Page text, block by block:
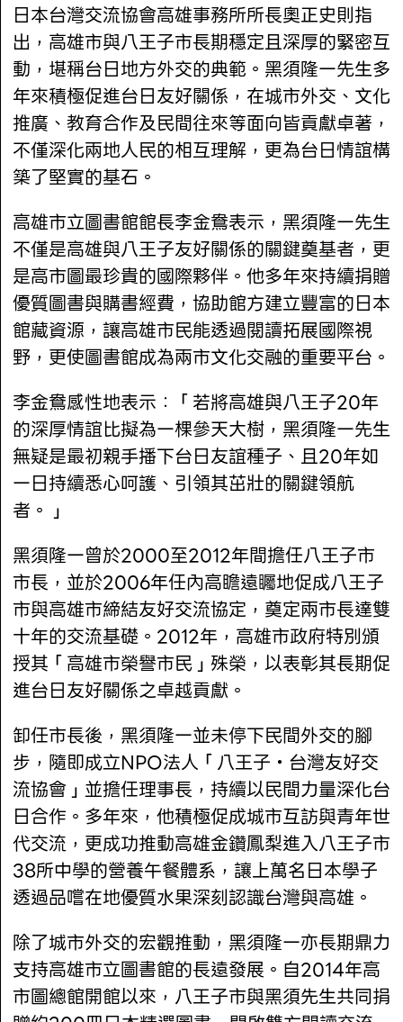
日本台灣交流協會高雄事務所所長奧正史則指
出，高雄市與八王子市長期穩定且深厚的緊密互
動，堪稱台日地方外交的典範。黑須隆一先生多
年來積極促進台日友好關係，在城市外交、文化
推廣、教育合作及民間往來等面向皆貢獻卓著，
不僅深化兩地人民的相互理解，更為台日情誼構
築了堅實的基石。
高雄市立圖書館館長李金鴦表示，黑須隆一先生
不僅是高雄與八王子友好關係的關鍵奠基者，更
是高市圖最珍貴的國際夥伴。他多年來持續捐贈
優質圖書與購書經費，協助館方建立豐富的日本
館藏資源，讓高雄市民能透過閱讀拓展國際視
野，更使圖書館成為兩市文化交融的重要平台。
李金鴦感性地表示：「若將高雄與八王子20年
的深厚情誼比擬為一棵參天大樹，黑須隆一先生
無疑是最初親手播下台日友誼種子、且20年如
一日持續悉心呵護、引領其茁壯的關鍵領航
者。」
黑須隆一曾於2000至2012年間擔任八王子市
市長，並於2006年任內高瞻遠矚地促成八王子
市與高雄市締結友好交流協定，奠定兩市長達雙
十年的交流基礎。2012年，高雄市政府特別頒
授其「高雄市榮譽市民」殊榮，以表彰其長期促
進台日友好關係之卓越貢獻。
卸任市長後，黑須隆一並未停下民間外交的腳
步，隨即成立NPO法人「八王子・台灣友好交
流協會」並擔任理事長，持續以民間力量深化台
日合作。多年來，他積極促成城市互訪與青年世
代交流，更成功推動高雄金鑽鳳梨進入八王子市
38所中學的營養午餐體系，讓上萬名日本學子
透過品嚐在地優質水果深刻認識台灣與高雄。
除了城市外交的宏觀推動，黑須隆一亦長期鼎力
支持高雄市立圖書館的長遠發展。自2014年高
市圖總館開館以來，八王子市與黑須先生共同捐